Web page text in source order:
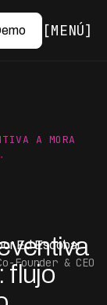
MENÚ
A MORA
flujo
Ed Escobar
Founder & CEO